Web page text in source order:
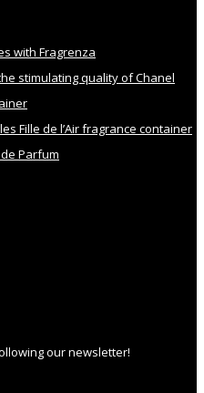
with Fragrenza
stimulating quality of Chanel
Fille de l’Air fragrance container
Parfum
our newsletter!